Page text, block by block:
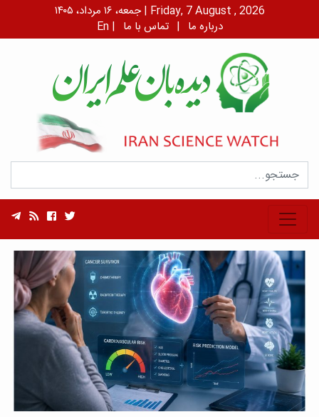
جمعه، ۱۶ مرداد، ۱۴۰۵ | Friday, 7 August , 2026
En | درباره ما | تماس با ما